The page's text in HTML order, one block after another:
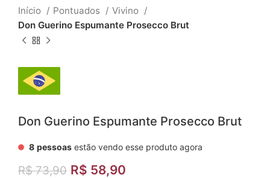
Início Pontuados
Vivino
Don Guerino Espumante Prosecco Brut
Don Guerino Espumante Prosecco Brut
8 pessoas estão vendo esse produto agora
R$73,90 R$ 58,90